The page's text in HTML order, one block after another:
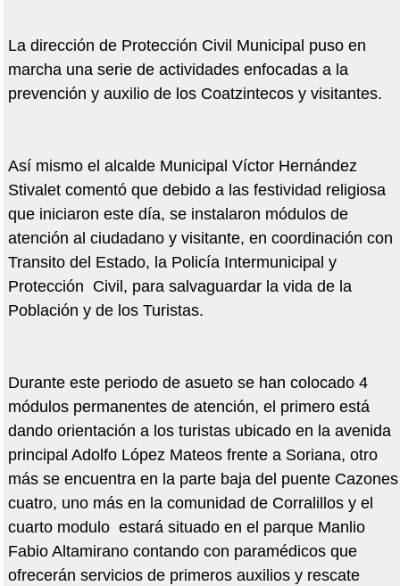
La dirección de Protección Civil Municipal puso en
marcha una serie de actividades enfocadas a la
prevención y auxilio de los Coatzintecos y visitantes.
Así mismo el alcalde Municipal Víctor Hernández
Stivalet comentó que debido a las festividad religiosa
que iniciaron este día, se instalaron módulos de
atención al ciudadano y visitante, en coordinación con
Transito del Estado, la Policía Intermunicipal y
Protección Civil, para salvaguardar la vida de la
Población y de los Turistas.
Durante este periodo de asueto se han colocado 4
módulos permanentes de atención, el primero está
dando orientación a los turistas ubicado en la avenida
principal Adolfo López Mateos frente a Soriana, otro
más se encuentra en la parte baja del puente Cazones
cuatro, uno más en la comunidad de Corralillos y el
cuarto modulo estará situado en el parque Manlio
Fabio Altamirano contando con paramédicos que
ofrecerán servicios de primeros auxilios y rescate